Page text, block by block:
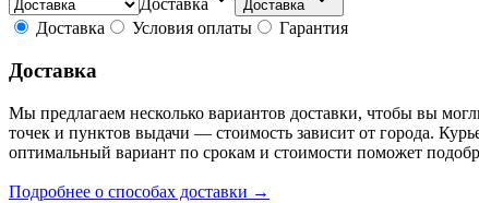
Доставка Доставка
Доставка Условия оплаты Гарантия
Доставка
Мы предлагаем несколько вариантов доставки, чтобы вы
точек и пунктов выдачи — стоимость зависит от города.
оптимальный вариант по срокам и стоимости поможет
Подробнее о способах доставки →